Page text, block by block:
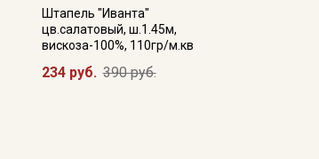
Штапель "Иванта"
цв.салатовый, ш.1.45м,
вискоза-100%, 110гр/м.кв
234 руб. 390 руб.